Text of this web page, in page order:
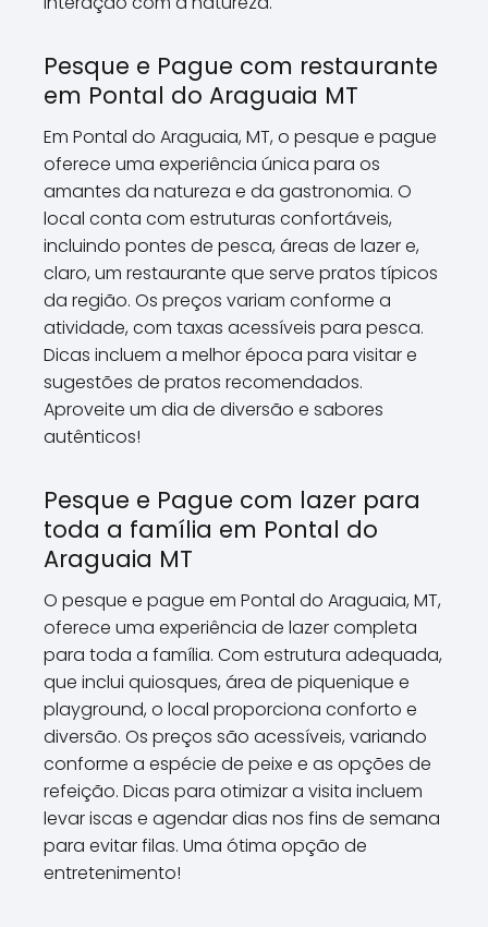
Pesque e Pague com restaurante
em Pontal do Araguaia MT
Em Pontal do Araguaia, MT, o pesque e pague
oferece uma experiência única para os
amantes da natureza e da gastronomia. O
local conta com estruturas confortáveis,
incluindo pontes de pesca, áreas de lazer e,
claro, um restaurante que serve pratos típicos
da região. Os preços variam conforme a
atividade, com taxas acessíveis para pesca.
Dicas incluem a melhor época para visitar e
sugestões de pratos recomendados.
Aproveite um dia de diversão e sabores
autênticos!
Pesque e Pague com lazer para
toda a família em Pontal do
Araguaia MT
O pesque e pague em Pontal do Araguaia, MT,
oferece uma experiência de lazer completa
para toda a família. Com estrutura adequada,
que inclui quiosques, área de piquenique e
playground, o local proporciona conforto e
diversão. Os preços são acessíveis, variando
conforme a espécie de peixe e as opções de
refeição. Dicas para otimizar a visita incluem
levar iscas e agendar dias nos fins de semana
para evitar filas. Uma ótima opção de
entretenimento!